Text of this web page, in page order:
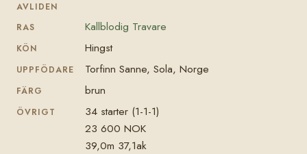
AVLIDEN
RAS
Kallblodig Travare
KÖN Hingst
UPPFÖDARE Torfinn Sanne, Sola, Norge
FÄRG brun
ÖVRIGT
34 starter (1-1-1)
23 600 NOK
39,0m 37,1ak